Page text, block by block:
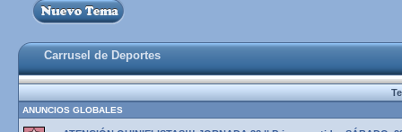
Carrusel de Deportes
ANUNCIOS GLOBALES